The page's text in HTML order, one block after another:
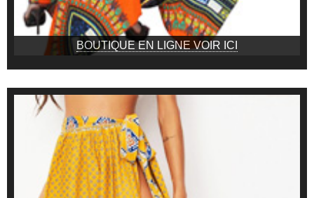
BOUTIQUE EN LIGNE VOIR ICI